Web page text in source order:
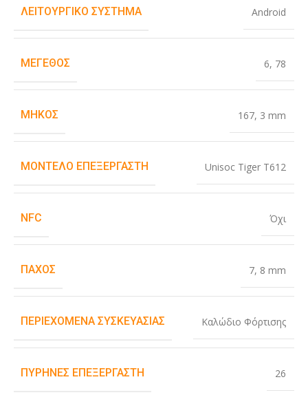
ΛΕΙΤΟΥΡΓΙΚΌ ΣΎΣΤΗΜΑ Android
ΜΈΓΕΘΟΣ 6, 78
ΜΉΚΟΣ 167, 3 mm
ΜΟΝΤΈΛΟ ΕΠΕΞΕΡΓΑΣΤΉ Unisoc Tiger T612
NFC Όχι
ΠΆΧΟΣ 7, 8 mm
ΠΕΡΙΕΧΌΜΕΝΑ ΣΥΣΚΕΥΑΣΊΑΣ Καλώδιο Φόρτισης
ΠΥΡΉΝΕΣ ΕΠΕΞΕΡΓΑΣΤΉ 26